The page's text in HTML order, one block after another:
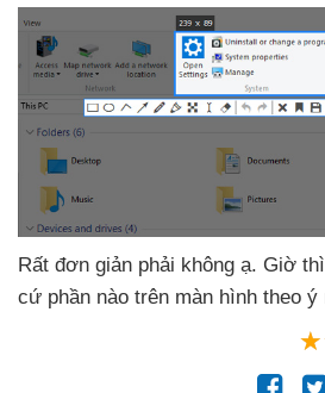
Rất đơn giản phải không ạ. Giờ
cứ phần nào trên màn hình theo ý